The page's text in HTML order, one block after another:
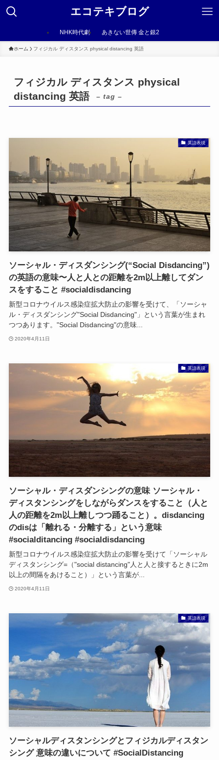
エコテキブログ
NHK時代劇 あきない世傳 金と銀2
ホーム フィジカル ディスタンス physical distancing 英語
フィジカル ディスタンス physical
distancing 英語
– tag –
英語表現
ソーシャル・ディスダンシング(“Social Disdancing”)
の英語の意味〜人と人との距離を2m以上離してダン
スをすること #socialdisdancing
新型コロナウイルス感染症拡大防止の影響を受けて、「ソーシャ
ル・ディスダンシング"Social Disdancing"」という言葉が生まれ
つつあります。"Social Disdancing"の意味...
2020年4月11日
英語表現
ソーシャル・ディスダンシングの意味 ソーシャル・
ディスタンシングをしながらダンスをすること（人と
人の距離を2m以上離しつつ踊ること）。disdancing
のdisは「離れる・分離する」という意味
#socialditancing #socialdisdancing
新型コロナウイルス感染症拡大防止の影響を受けて「ソーシャル
ディスタンシング=（"social distancing"人と人と接するときに2m
以上の間隔をあけること）」という言葉が...
2020年4月11日
英語表現
ソーシャルディスタンシングとフィジカルディスタン
シング 意味の違いについて #SocialDistancing